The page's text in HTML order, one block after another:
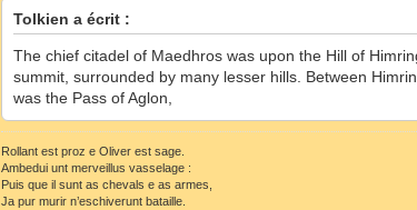
Tolkien a écrit :
The chief citadel of Maedhros was upon the Hill of
summit, surrounded by many lesser hills. Between
was the Pass of Aglon,
Rollant est proz e Oliver est sage.
Ambedui unt merveillus vasselage :
Puis que il sunt as chevals e as armes,
Ja pur murir n’eschiverunt bataille.